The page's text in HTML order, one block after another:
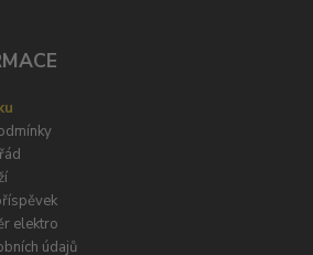
elektro
údajů